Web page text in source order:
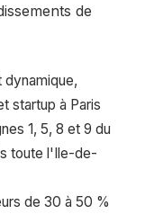
de
dynamique,
startup à Paris
1, 5, 8 et 9 du
toute l'Ile-de-
de 30 à 50 %